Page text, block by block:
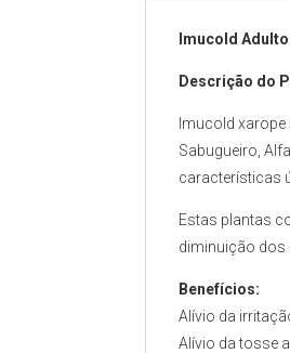
Imucold
Descrição do
Imucold
Sabugueiro,
características
Estas plantas
diminuição dos
Benefícios:
Alívio da
Alívio da tosse